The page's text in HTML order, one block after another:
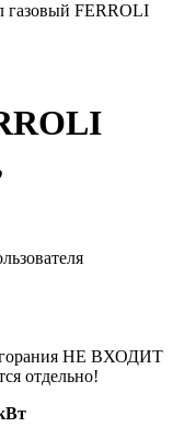
газовый FERROLI
НЕ ВХОДИТ
отдельно!